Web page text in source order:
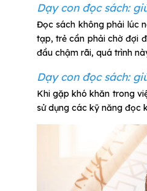
Dạy con đọc sách:
Đọc sách không phải lúc
tạp, trẻ cần phải chờ đợi
đầu chậm rãi, quá trình
Dạy con đọc sách:
Khi gặp khó khăn trong
sử dụng các kỹ năng đọc